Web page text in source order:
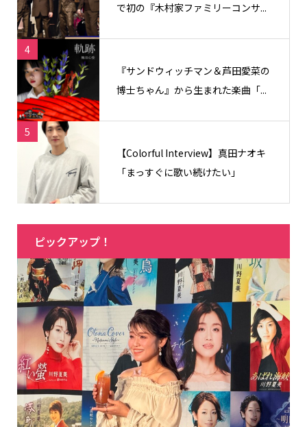
で初の『木村家ファミリーコンサ...
4
『サンドウィッチマン＆芦田愛菜の
博士ちゃん』から生まれた楽曲「...
5
【Colorful Interview】真田ナオキ
「まっすぐに歌い続けたい」
ピックアップ！